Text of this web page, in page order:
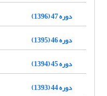
دوره 47 (1396)
دوره 46 (1395)
دوره 45 (1394)
دوره 44 (1393)